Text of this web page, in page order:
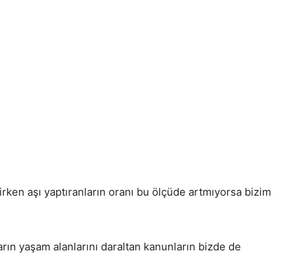
aşı yaptıranların oranı bu ölçüde artmıyorsa bizim
yaşam alanlarını daraltan kanunların bizde de